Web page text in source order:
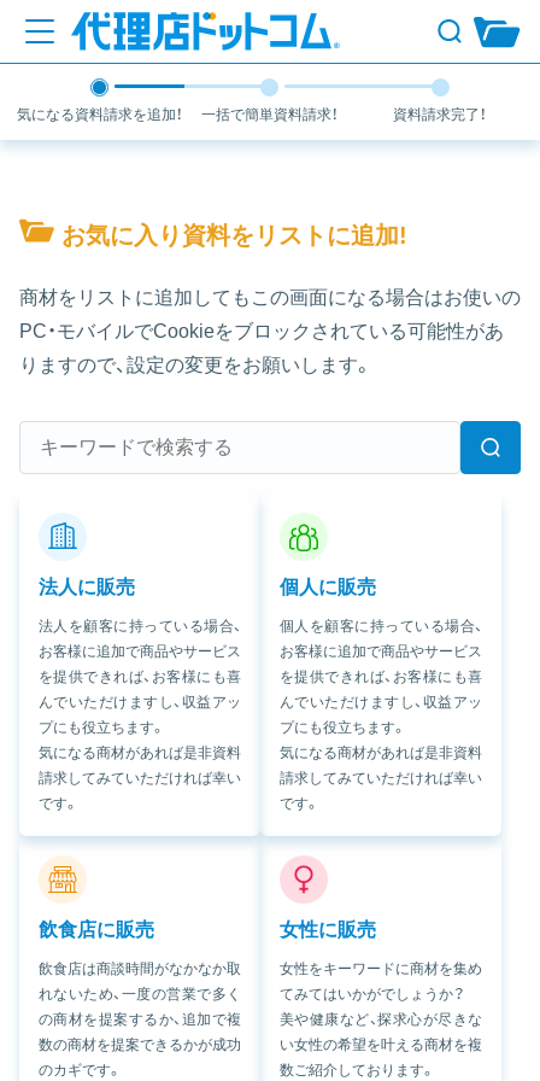
気になる資料請求を追加！ 一括で簡単資料請求！ 資料請求完了！
お気に入り資料をリストに追加!
商材をリストに追加してもこの画面になる場合はお使いの
PC・モバイルでCookieをブロックされている可能性があ
りますので、設定の変更をお願いします。
法人に販売
法人を顧客に持っている場合、
お客様に追加で商品やサービス
を提供できれば、お客様にも喜
んでいただけますし、収益アッ
プにも役立ちます。
気になる商材があれば是非資料
請求してみていただければ幸い
です。
個人に販売
個人を顧客に持っている場合、
お客様に追加で商品やサービス
を提供できれば、お客様にも喜
んでいただけますし、収益アッ
プにも役立ちます。
気になる商材があれば是非資料
請求してみていただければ幸い
です。
飲食店に販売
飲食店は商談時間がなかなか取
れないため、一度の営業で多く
の商材を提案するか、追加で複
数の商材を提案できるかが成功
のカギです。
女性に販売
女性をキーワードに商材を集め
てみてはいかがでしょうか？
美や健康など、探求心が尽きな
い女性の希望を叶える商材を複
数ご紹介しております。